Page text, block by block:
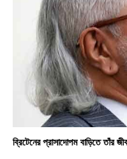
ব্রিটেনের প্রাসাদোপম বাড়িতে তাঁর